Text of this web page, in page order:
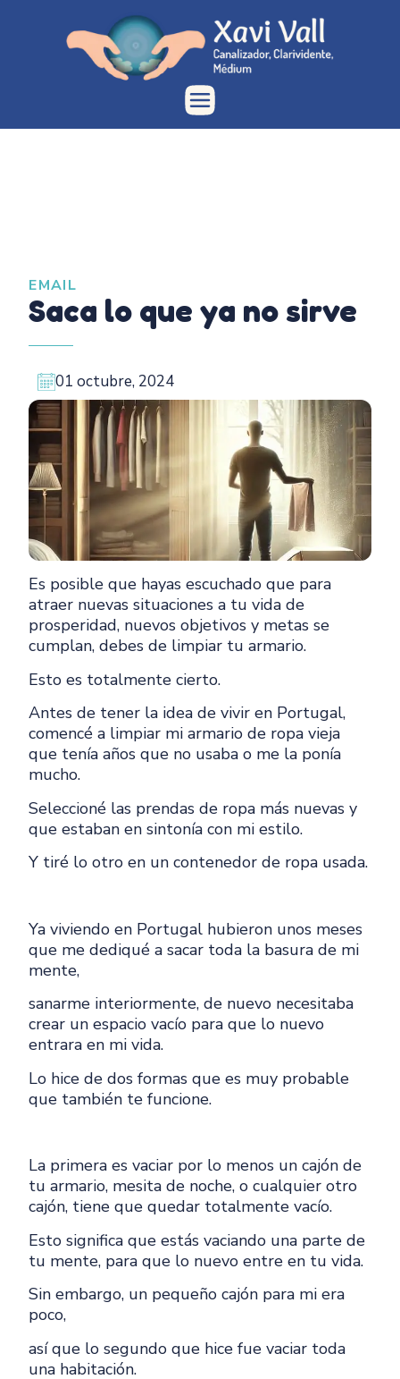
EMAIL
Saca lo que ya no sirve
01 octubre, 2024
Es posible que hayas escuchado que para
atraer nuevas situaciones a tu vida de
prosperidad, nuevos objetivos y metas se
cumplan, debes de limpiar tu armario.
Esto es totalmente cierto.
Antes de tener la idea de vivir en Portugal,
comencé a limpiar mi armario de ropa vieja
que tenía años que no usaba o me la ponía
mucho.
Seleccioné las prendas de ropa más nuevas y
que estaban en sintonía con mi estilo.
Y tiré lo otro en un contenedor de ropa usada.
Ya viviendo en Portugal hubieron unos meses
que me dediqué a sacar toda la basura de mi
mente,
sanarme interiormente, de nuevo necesitaba
crear un espacio vacío para que lo nuevo
entrara en mi vida.
Lo hice de dos formas que es muy probable
que también te funcione.
La primera es vaciar por lo menos un cajón de
tu armario, mesita de noche, o cualquier otro
cajón, tiene que quedar totalmente vacío.
Esto significa que estás vaciando una parte de
tu mente, para que lo nuevo entre en tu vida.
Sin embargo, un pequeño cajón para mi era
poco,
así que lo segundo que hice fue vaciar toda
una habitación.